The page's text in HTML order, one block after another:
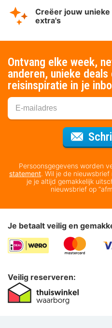
Creëer jouw
extra's
Ontvang elke week,
anderen, unieke
reisinspiratie in je
Persoonsgegevens worden
statement. Wil je de
je je altijd gemakkelijk
nieuwsbrief op
Je betaalt veilig en
Veilig reserveren: